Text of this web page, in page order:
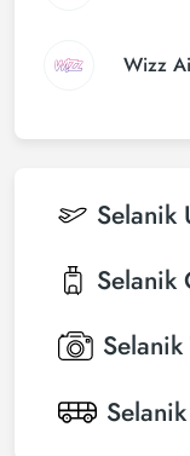
Wizz
Selanik
Selanik
Selanik
Selanik